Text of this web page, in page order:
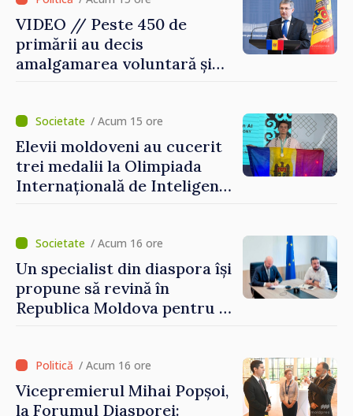
VIDEO // Peste 450 de
primării au decis
amalgamarea voluntară și
Grosu: „Este important să
depășim blocajele și să dăm o
șansă localităților să se
dezvolte”
/ Acum 15 ore
Elevii moldoveni au cucerit
trei medalii la Olimpiada
Internațională de Inteligență
/ Acum 16 ore
Un specialist din diaspora își
propune să revină în
Republica Moldova pentru a
/ Acum 16 ore
Vicepremierul Mihai Popșoi,
la Forumul Diasporei: